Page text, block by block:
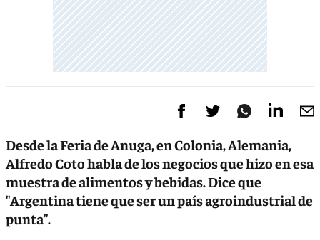
Desde la Feria de Anuga, en Colonia, Alemania,
Alfredo Coto habla de los negocios que hizo en esa
muestra de alimentos y bebidas. Dice que
"Argentina tiene que ser un país agroindustrial de
punta".